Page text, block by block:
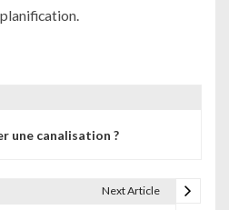
une canalisation ?
Next Article